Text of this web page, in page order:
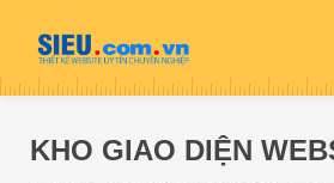
KHO GIAO DIỆN